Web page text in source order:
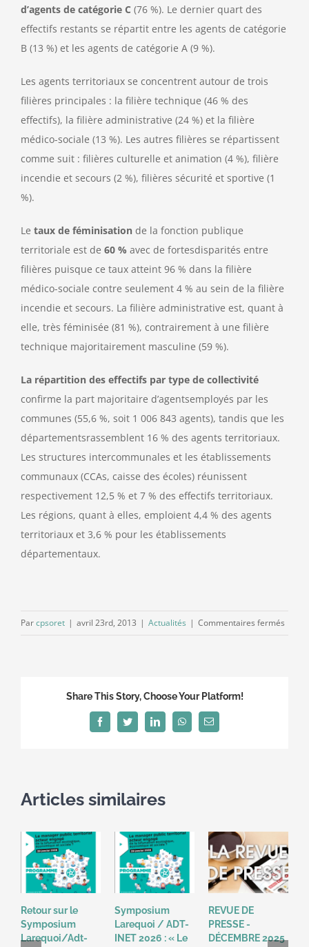
d’agents de catégorie C (76 %). Le dernier quart des
effectifs restants se répartit entre les agents de catégorie
B (13 %) et les agents de catégorie A (9 %).
Les agents territoriaux se concentrent autour de trois
filières principales : la filière technique (46 % des
effectifs), la filière administrative (24 %) et la filière
médico-sociale (13 %). Les autres filières se répartissent
comme suit : filières culturelle et animation (4 %), filière
incendie et secours (2 %), filières sécurité et sportive (1
%).
Le taux de féminisation de la fonction publique
territoriale est de 60 % avec de fortesdisparités entre
filières puisque ce taux atteint 96 % dans la filière
médico-sociale contre seulement 4 % au sein de la filière
incendie et secours. La filière administrative est, quant à
elle, très féminisée (81 %), contrairement à une filière
technique majoritairement masculine (59 %).
La répartition des effectifs par type de collectivité
confirme la part majoritaire d’agentsemployés par les
communes (55,6 %, soit 1 006 843 agents), tandis que les
départementsrassemblent 16 % des agents territoriaux.
Les structures intercommunales et les établissements
communaux (CCAs, caisse des écoles) réunissent
respectivement 12,5 % et 7 % des effectifs territoriaux.
Les régions, quant à elles, emploient 4,4 % des agents
territoriaux et 3,6 % pour les établissements
départementaux.
Parcpsoret | avril 23rd, 2013 | Actualités | Commentaires fermés
Share This Story, Choose Your Platform!
FacebookTwitterLinkedInWhatsAppEmail
Articles similaires
Retour sur le
Symposium
Larequoi/Adt-
Symposium
Larequoi / ADT-
INET 2026 : « Le
REVUE DE
PRESSE -
DÉCEMBRE 2025